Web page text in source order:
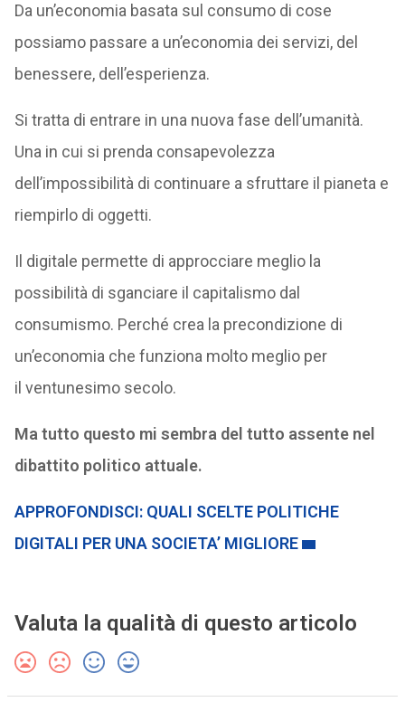
Da un’economia basata sul consumo di cose
possiamo passare a un’economia dei servizi, del
benessere, dell’esperienza.
Si tratta di entrare in una nuova fase dell’umanità.
Una in cui si prenda consapevolezza
dell’impossibilità di continuare a sfruttare il pianeta e
riempirlo di oggetti.
Il digitale permette di approcciare meglio la
possibilità di sganciare il capitalismo dal
consumismo. Perché crea la precondizione di
un’economia che funziona molto meglio per
il ventunesimo secolo.
Ma tutto questo mi sembra del tutto assente nel
dibattito politico attuale.
APPROFONDISCI: QUALI SCELTE POLITICHE
DIGITALI PER UNA SOCIETA’ MIGLIORE
Valuta la qualità di questo articolo